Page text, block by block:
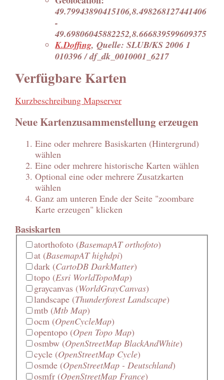
49.79943890415106,8.498268127441406
-
49.69806045882252,8.666839599609375
K.Doffing, Quelle: SLUB/KS 2006 1
010396 / df_dk_0010001_6217
Verfügbare Karten
Kurzbeschreibung Mapserver
Neue Kartenzusammenstellung erzeugen
Eine oder mehrere Basiskarten (Hintergrund)
wählen
Eine oder mehrere historische Karten wählen
Optional eine oder mehrere Zusatzkarten
wählen
Ganz am unteren Ende der Seite "zoombare
Karte erzeugen" klicken
Basiskarten
atorthofoto(BasemapAT orthofoto)
at(BasemapAT highdpi)
dark(CartoDB DarkMatter)
topo(Esri WorldTopoMap)
graycanvas(WorldGrayCanvas)
landscape(Thunderforest Landscape)
mtb(Mtb Map)
ocm(OpenCycleMap)
opentopo(Open Topo Map)
osmbw(OpenStreetMap BlackAndWhite)
cycle(OpenStreetMap Cycle)
osmde(OpenStreetMap - Deutschland)
osmfr(OpenStreetMap France)